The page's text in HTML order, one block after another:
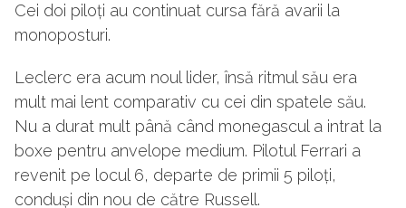
Cei doi piloți au continuat cursa fără avarii la
monoposturi.
Leclerc era acum noul lider, însă ritmul său era
mult mai lent comparativ cu cei din spatele său.
Nu a durat mult până când monegascul a intrat la
boxe pentru anvelope medium. Pilotul Ferrari a
revenit pe locul 6, departe de primii 5 piloți,
conduși din nou de către Russell.